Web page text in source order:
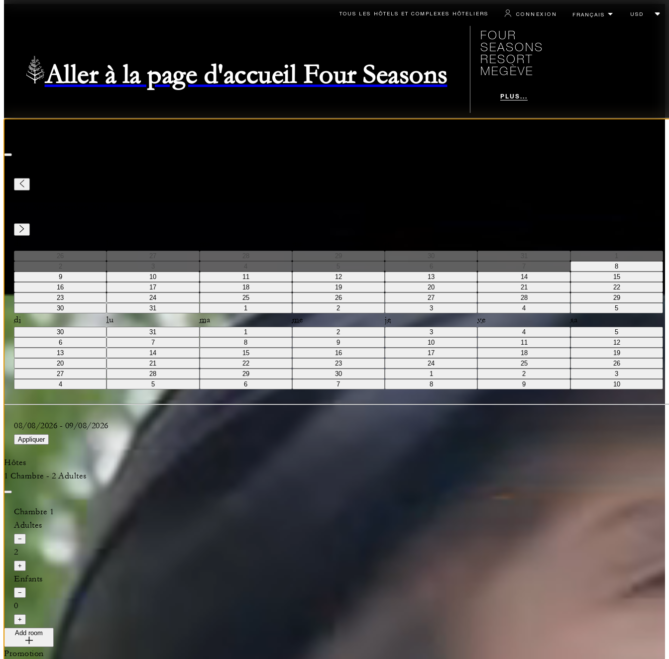
TOUS LES HÔTELS ET COMPLEXES HÔTELIERS CONNEXION
Aller à la page d'accueil Four Seasons
FOUR
SEASONS
RESORT
MEGÈVE
PLUS...
26 27 28 29 30 31
1
2
3 4 5 7
8
9
10 11 12 13 14
15
16
17 18 19 20 21
22
23
24 25 26 27 28
29
30
31 1 2 3 4 5
di lu ma me je ve sa
30 31 1 2 3 4
5
6
7 8 9 10 11
12
13
14 15 16 17 18
19
20
21 22 23 24 25
26
27
28 29 30 1 2
3
4
5 6 7 8 9 10
08/08/2026 - 09/08/2026
Appliquer
Hôtes
1 Chambre - 2 Adultes
Chambre 1
Adultes
−
2
+
Enfants
−
0
+
Add room
Promotion